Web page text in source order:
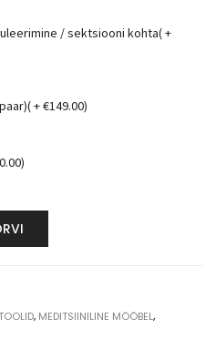
/ sektsiooni kohta( +
+€149.00)
)
, MEDITSIINILINE MÖÖBEL,